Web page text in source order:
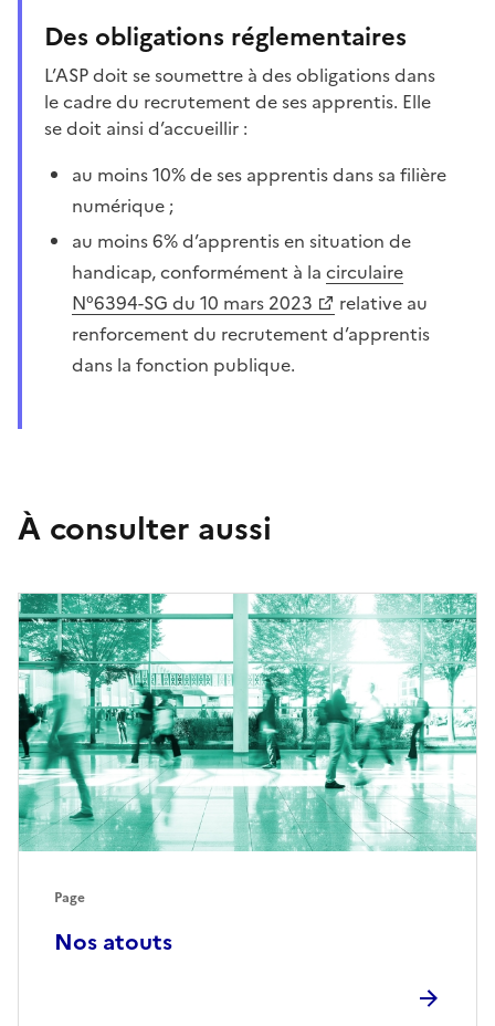
Des obligations réglementaires
L’ASP doit se soumettre à des obligations dans
le cadre du recrutement de ses apprentis. Elle
se doit ainsi d’accueillir :
au moins 10% de ses apprentis dans sa filière
numérique ;
au moins 6% d’apprentis en situation de
handicap, conformément à la circulaire
N°6394-SG du 10 mars 2023
relative au
renforcement du recrutement d’apprentis
dans la fonction publique.
À consulter aussi
Nos atouts
Page